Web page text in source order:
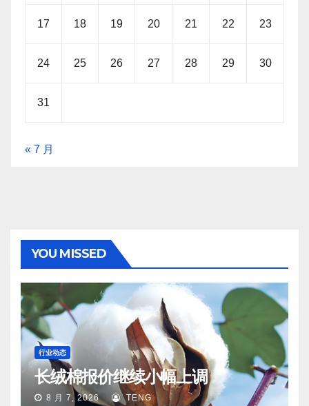
17 18 19 20 21 22 23
24 25 26 27 28 29 30
31
« 7 月
YOU MISSED
行业动态
长绒棉报价继续小幅上调
8 月 7, 2026 TENG